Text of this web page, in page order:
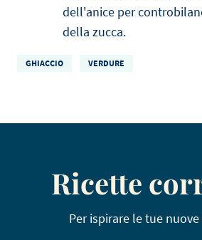
dell'anice per
della zucca.
GHIACCIO VERDURE
Ricette
Per ispirare le tue